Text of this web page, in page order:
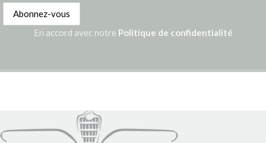
En accord avec notre Politique de confidentialité